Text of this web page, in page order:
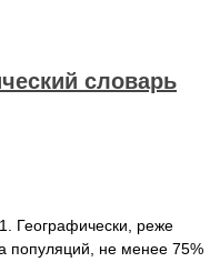
словарь
1. Географически, реже
популяций, не менее 75%